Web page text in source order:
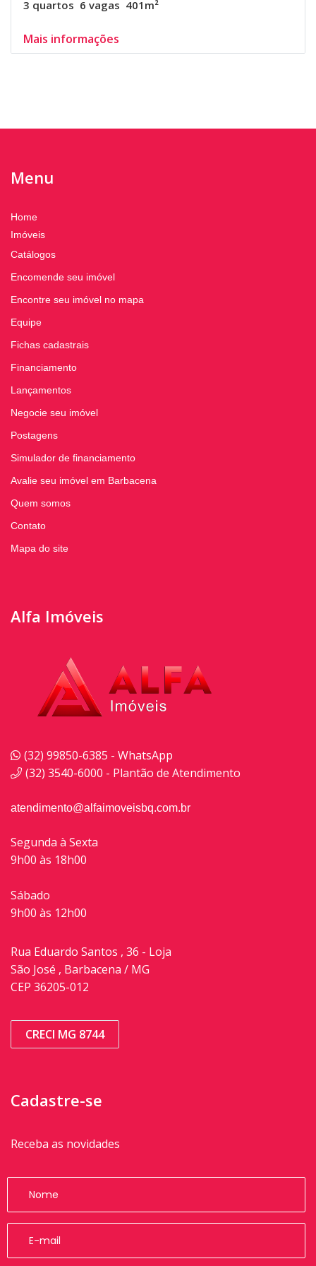
3 quartos 6 vagas 401m²
Mais informações
Menu
Home
Imóveis
Catálogos
Encomende seu imóvel
Encontre seu imóvel no mapa
Equipe
Fichas cadastrais
Financiamento
Lançamentos
Negocie seu imóvel
Postagens
Simulador de financiamento
Avalie seu imóvel em Barbacena
Quem somos
Contato
Mapa do site
Alfa Imóveis
(32) 99850-6385 - WhatsApp
(32) 3540-6000 - Plantão de Atendimento
atendimento@alfaimoveisbq.com.br
Segunda à Sexta
9h00 às 18h00
Sábado
9h00 às 12h00
Rua Eduardo Santos , 36 - Loja
São José , Barbacena / MG
CEP 36205-012
CRECI MG 8744
Cadastre-se
Receba as novidades